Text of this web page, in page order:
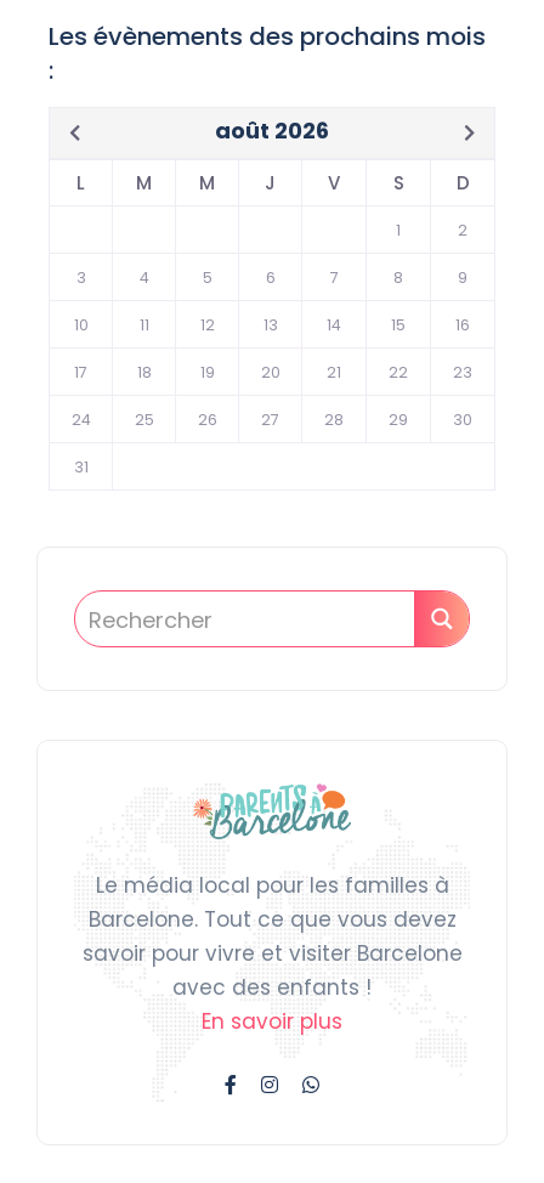
Les évènements des prochains mois
:
août 2026
L M M J V S D
1 2
3 4 5 6 7 8 9
10 11 12 13 14 15 16
17 18 19 20 21 22 23
24 25 26 27 28 29 30
31
Le média local pour les familles à
Barcelone. Tout ce que vous devez
savoir pour vivre et visiter Barcelone
avec des enfants !
En savoir plus